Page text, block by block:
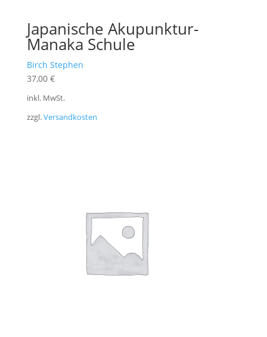
Japanische Akupunktur-
Manaka Schule
Birch Stephen
37,00 €
inkl. MwSt.
zzgl.Versandkosten